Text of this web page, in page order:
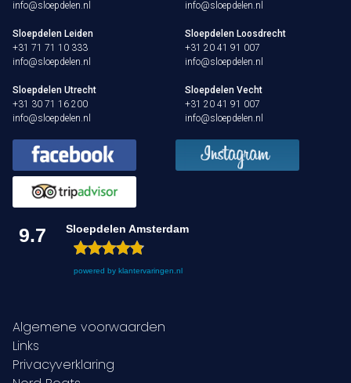
info@sloepdelen.nl
info@sloepdelen.nl
Sloepdelen Leiden
+31 71 71 10 333
info@sloepdelen.nl
Sloepdelen Loosdrecht
+31 20 41 91 007
info@sloepdelen.nl
Sloepdelen Utrecht
+31 30 71 16 200
info@sloepdelen.nl
Sloepdelen Vecht
+31 20 41 91 007
info@sloepdelen.nl
9.7 Sloepdelen Amsterdam
powered by klantervaringen.nl
Algemene voorwaarden
Links
Privacyverklaring